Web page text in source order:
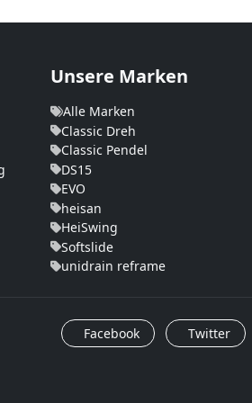
Unsere Marken
Alle Marken
Classic Dreh
Classic Pendel
DS15
EVO
heisan
HeiSwing
Softslide
unidrain reframe
Facebook Twitter